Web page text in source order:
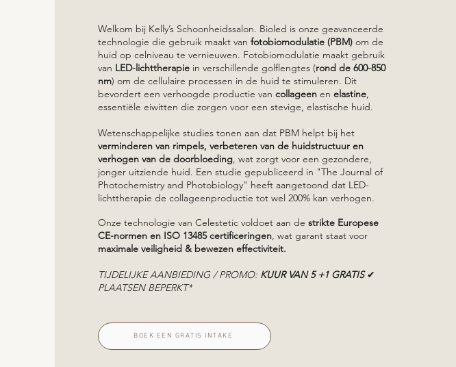
Welkom bij Kelly’s Schoonheidssalon.​ Bioled is onze geavanceerde
technologie die gebruik maakt van fotobiomodulatie (PBM) om de
huid op celniveau te vernieuwen. Fotobiomodulatie maakt gebruik
van LED-lichttherapie in verschillende golflengtes (rond de 600-850
nm) om de cellulaire processen in de huid te stimuleren. Dit
bevordert een verhoogde productie van collageen en elastine
essentiële eiwitten die zorgen voor een stevige, elastische huid.
Wetenschappelijke studies tonen aan dat PBM helpt bij het
verminderen van rimpels, verbeteren van de huidstructuur en
verhogen van de doorbloeding , wat zorgt voor een gezondere,
jonger uitziende huid. Een studie gepubliceerd in "The Journal of
Photochemistry and Photobiology" heeft aangetoond dat LED-
lichttherapie de collageenproductie tot wel 200% kan verhogen.
Onze technologie van Celestetic voldoet aan de strikte Europese
CE-normen en ISO 13485 certificeringen , wat garant staat voor
maximale veiligheid & bewezen effectiviteit.
TIJDELIJKE AANBIEDING / PROMO: KUUR VAN 5 +1 GRATIS✔
PLAATSEN BEPERKT*
BOEK EEN GRATIS INTAKE